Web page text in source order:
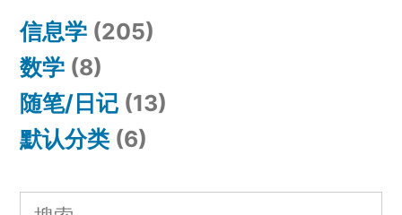
信息学 (205)
数学 (8)
随笔/日记 (13)
默认分类 (6)
搜